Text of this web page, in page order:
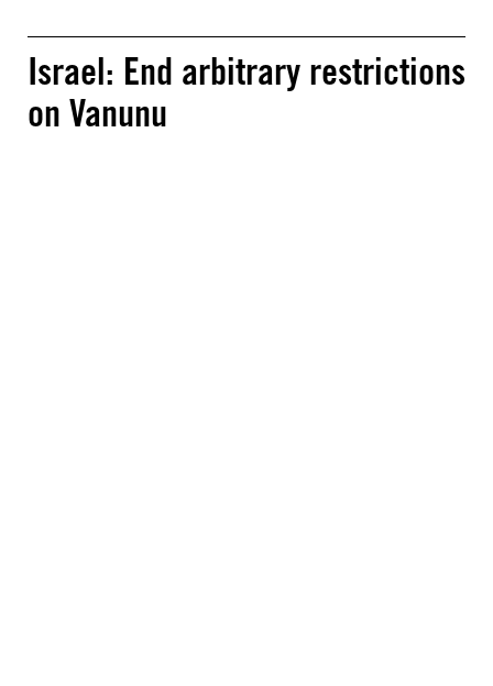
Israel: End arbitrary restrictions
on Vanunu